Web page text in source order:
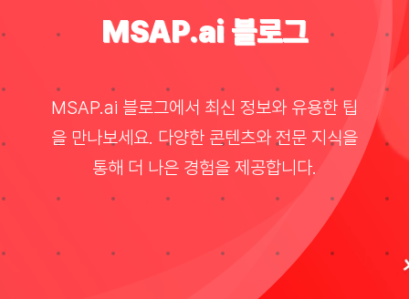
이벤트 & 세미나
블로그
자료실
MSAP.ai 블로그
MSAP.ai 블로그에서 최신 정보와 유용한 팁
을 만나보세요. 다양한 콘텐츠와 전문 지식을
통해 더 나은 경험을 제공합니다.